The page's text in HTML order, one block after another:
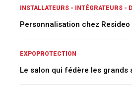
INSTALLATEURS - INTÉGRATEURS -
Personnalisation chez Resideo
EXPOPROTECTION
Le salon qui fédère les grands